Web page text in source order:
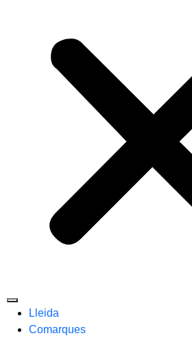
Lleida
Comarques